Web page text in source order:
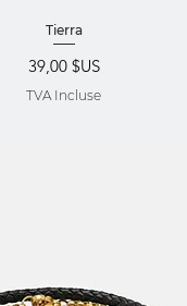
Aperçu rapide
Tierra
Prix
39,00 $US
TVA Incluse